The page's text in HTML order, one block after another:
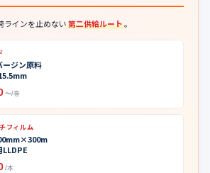
ラインを止めない第二供給ルート。
ージン原料
〜/巻
フィルム
LLDPE
/本